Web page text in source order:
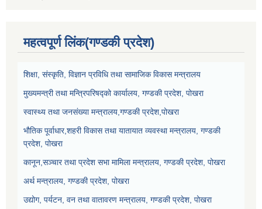
महत्वपूर्ण लिंक(गण्डकी प्रदेश)
शिक्षा, संस्कृति, विज्ञान प्रविधि तथा सामाजिक विकास मन्त्रालय
मुख्यमन्त्री तथा मन्त्रिपरिषद्को कार्यालय, गण्डकी प्रदेश, पोखरा
स्वास्थ्य तथा जनसंख्या मन्त्रालय,गण्डकी प्रदेश,पोखरा
भौतिक पूर्वाधार,शहरी विकास तथा यातायात व्यवस्था मन्त्रालय, गण्डकी
प्रदेश, पोखरा
कानून,सञ्चार तथा प्रदेश सभा मामिला मन्त्रालय, गण्डकी प्रदेश, पोखरा
अर्थ मन्त्रालय, गण्डकी प्रदेश, पोखरा
उद्योग, पर्यटन, वन तथा वातावरण मन्त्रालय, गण्डकी प्रदेश, पोखरा